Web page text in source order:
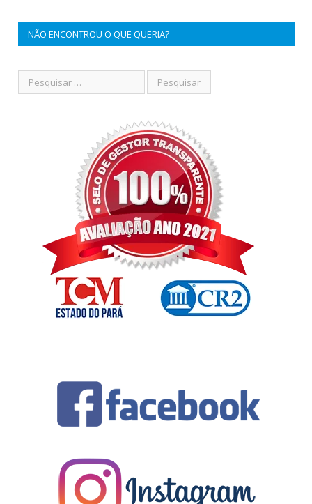
NÃO ENCONTROU O QUE QUERIA?